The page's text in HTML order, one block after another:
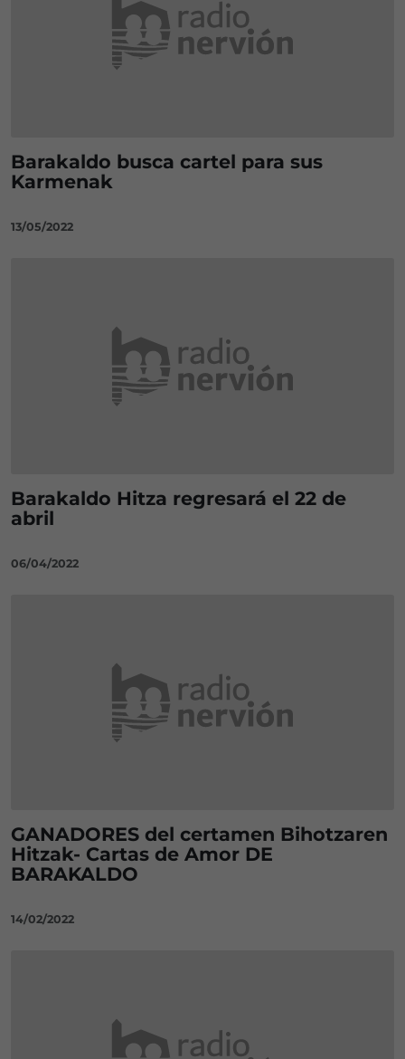
Barakaldo busca cartel para sus
Karmenak
13/05/2022
Barakaldo Hitza regresará el 22 de
abril
06/04/2022
GANADORES del certamen Bihotzaren
Hitzak- Cartas de Amor DE
BARAKALDO
14/02/2022